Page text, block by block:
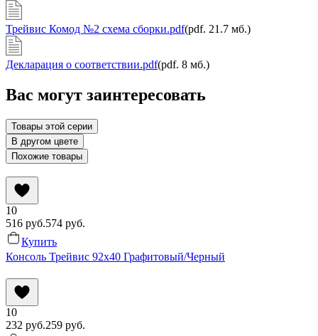
Трейвис Комод №2 схема сборки.pdf(pdf. 21.7 мб.)
Декларация о соответствии.pdf(pdf. 8 мб.)
Вас могут заинтересовать
Товары этой серии
В другом цвете
Похожие товары
10
516 руб.574 руб.
Купить
Консоль Трейвис 92x40 Графитовый/Черный
10
232 руб.259 руб.